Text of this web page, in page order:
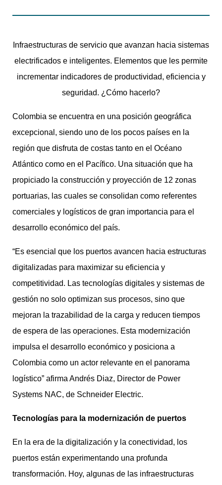
Infraestructuras de servicio que avanzan hacia sistemas
electrificados e inteligentes. Elementos que les permite
incrementar indicadores de productividad, eficiencia y
seguridad. ¿Cómo hacerlo?
Colombia se encuentra en una posición geográfica
excepcional, siendo uno de los pocos países en la
región que disfruta de costas tanto en el Océano
Atlántico como en el Pacífico. Una situación que ha
propiciado la construcción y proyección de 12 zonas
portuarias, las cuales se consolidan como referentes
comerciales y logísticos de gran importancia para el
desarrollo económico del país.
“Es esencial que los puertos avancen hacia estructuras
digitalizadas para maximizar su eficiencia y
competitividad. Las tecnologías digitales y sistemas de
gestión no solo optimizan sus procesos, sino que
mejoran la trazabilidad de la carga y reducen tiempos
de espera de las operaciones. Esta modernización
impulsa el desarrollo económico y posiciona a
Colombia como un actor relevante en el panorama
logístico” afirma Andrés Diaz, Director de Power
Systems NAC, de Schneider Electric.
Tecnologías para la modernización de puertos
En la era de la digitalización y la conectividad, los
puertos están experimentando una profunda
transformación. Hoy, algunas de las infraestructuras